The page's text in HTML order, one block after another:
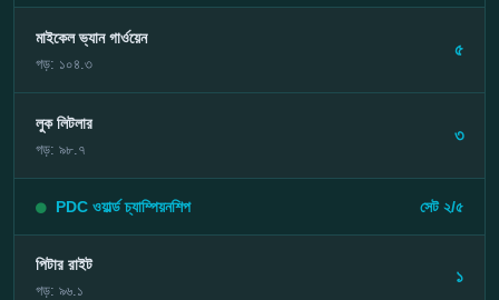
মাইকেল ভ্যান গার্ওয়েন
গড়: ১০৪.৩
৫
লুক লিটলার
গড়: ৯৮.৭
৩
PDC ওয়ার্ল্ড চ্যাম্পিয়নশিপ সেট ২/৫
পিটার রাইট
গড়: ৯৬.১
১